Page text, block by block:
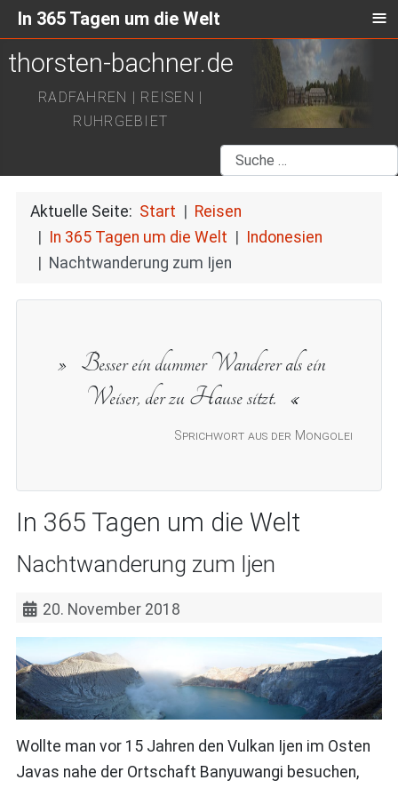
thorsten-bachner.de
RADFAHREN | REISEN |
RUHRGEBIET
Suchen
Aktuelle Seite: Start
Reisen
In 365 Tagen um die Welt
Indonesien
Nachtwanderung zum Ijen
Sprichwort aus der Mongolei
Besser ein dummer Wanderer als ein
Weiser, der zu Hause sitzt.
In 365 Tagen um die Welt
Nachtwanderung zum Ijen
20. November 2018
Wollte man vor 15 Jahren den Vulkan Ijen im Osten
Javas nahe der Ortschaft Banyuwangi besuchen,
In 365 Tagen um die Welt ≡